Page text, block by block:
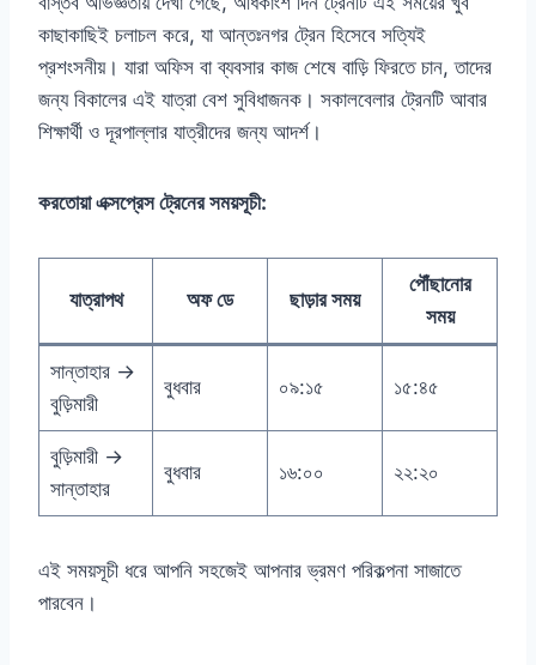
কাছাকাছিই চলাচল করে, যা আন্তঃনগর ট্রেন হিসেবে সত্যিই
প্রশংসনীয়। যারা অফিস বা ব্যবসার কাজ শেষে বাড়ি ফিরতে চান, তাদের
জন্য বিকালের এই যাত্রা বেশ সুবিধাজনক। সকালবেলার ট্রেনটি আবার
শিক্ষার্থী ও দূরপাল্লার যাত্রীদের জন্য আদর্শ।
করতোয়া এক্সপ্রেস ট্রেনের সময়সূচী:
যাত্রাপথ অফ ডে ছাড়ার সময়
পৌঁছানোর
সময়
সান্তাহার →
বুড়িমারী
বুধবার ০৯:১৫ ১৫:৪৫
বুড়িমারী →
সান্তাহার
বুধবার ১৬:০০ ২২:২০
এই সময়সূচী ধরে আপনি সহজেই আপনার ভ্রমণ পরিকল্পনা সাজাতে
পারবেন।